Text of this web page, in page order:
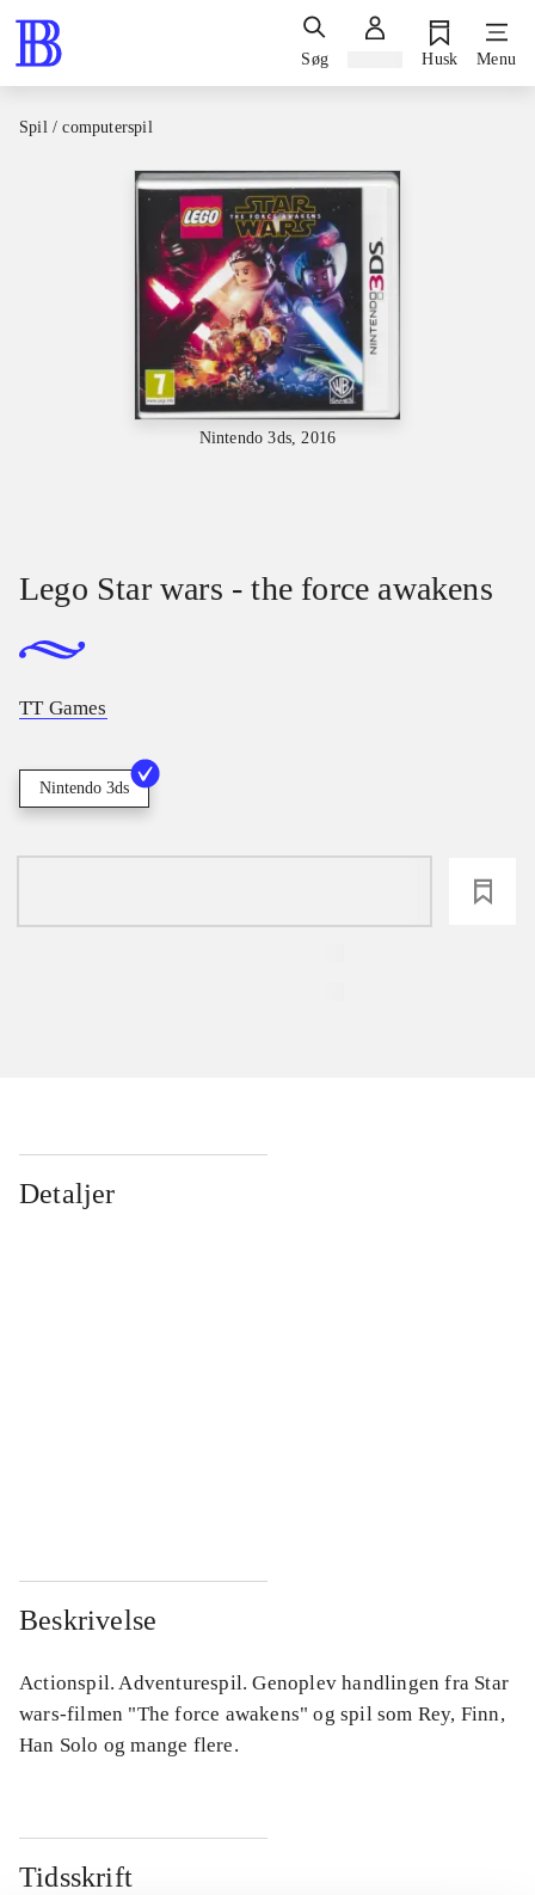
Søg Husk Menu
Spil / computerspil
Nintendo 3ds, 2016
Lego Star wars - the force awakens
TT Games
Nintendo 3ds
Detaljer
Beskrivelse
Actionspil. Adventurespil. Genoplev handlingen fra Star
wars-filmen "The force awakens" og spil som Rey, Finn,
Han Solo og mange flere.
Tidsskrift